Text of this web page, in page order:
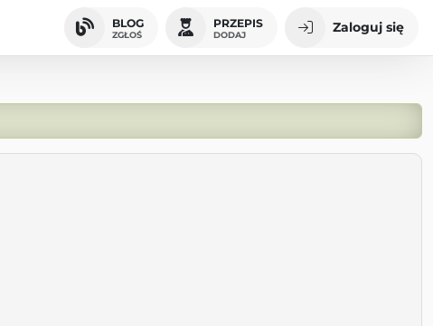
BLOG
ZGŁOŚ
PRZEPIS
DODAJ Zaloguj się